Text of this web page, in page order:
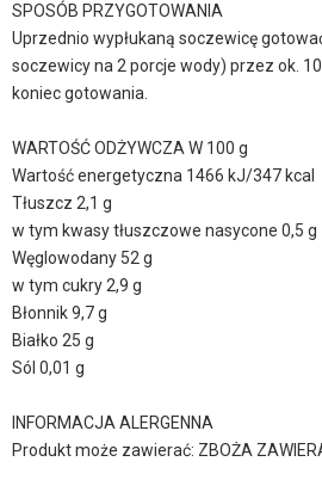
SPOSÓB PRZYGOTOWANIA
Uprzednio wypłukaną soczewicę
soczewicy na 2 porcje wody) przez ok.
koniec gotowania.
WARTOŚĆ ODŻYWCZA W 100 g
Wartość energetyczna 1466 kJ/347 kcal
Tłuszcz 2,1 g
w tym kwasy tłuszczowe nasycone 0,5 g
Węglowodany 52 g
w tym cukry 2,9 g
Błonnik 9,7 g
Białko 25 g
Sól 0,01 g
INFORMACJA ALERGENNA
Produkt może zawierać: ZBOŻA